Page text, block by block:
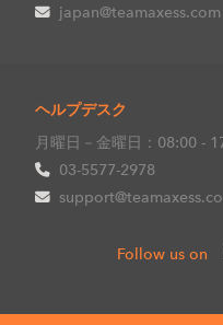
japan@teamaxess.com
ヘルプデスク
月曜日－金曜日：08:00 -
03-5577-2978
Follow us on